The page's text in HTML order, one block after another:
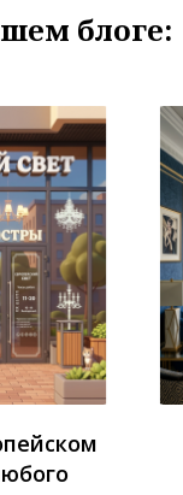
блоге: